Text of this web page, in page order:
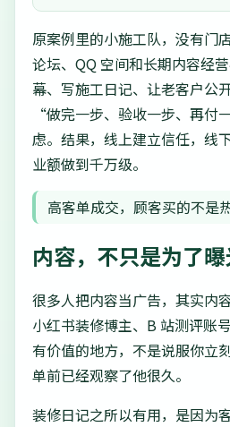
原案例里的小施工队，没有门
论坛、QQ 空间和长期内容经
幕、写施工日记、让老客户公
“做完一步、验收一步、再付
虑。结果，线上建立信任，线
业额做到千万级。
高客单成交，顾客买的不是
内容，不只是为了
很多人把内容当广告，其实内
小红书装修博主、B 站测评账
有价值的地方，不是说服你立
单前已经观察了他很久。
装修日记之所以有用，是因为